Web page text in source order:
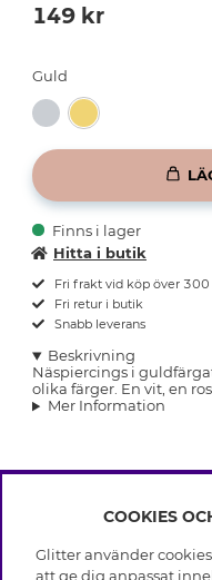
149 kr
Guld
Finns i lager
Hitta i butik
Fri frakt vid köp över
Fri retur i butik
Snabb leverans
Beskrivning
Näspiercings i
olika färger. En vit, en
Mer Information
COOKIES
Glitter använder
att ge dig anpassat